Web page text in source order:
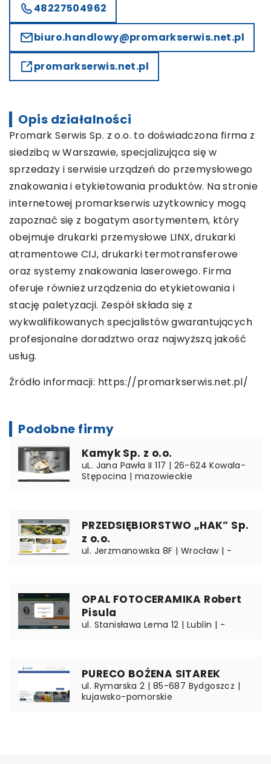
48227504962
biuro.handlowy@promarkserwis.net.pl
promarkserwis.net.pl
Opis działalności
Promark Serwis Sp. z o.o. to doświadczona firma z
siedzibą w Warszawie, specjalizująca się w
sprzedaży i serwisie urządzeń do przemysłowego
znakowania i etykietowania produktów. Na stronie
internetowej promarkserwis użytkownicy mogą
zapoznać się z bogatym asortymentem, który
obejmuje drukarki przemysłowe LINX, drukarki
atramentowe CIJ, drukarki termotransferowe
oraz systemy znakowania laserowego. Firma
oferuje również urządzenia do etykietowania i
stację paletyzacji. Zespół składa się z
wykwalifikowanych specjalistów gwarantujących
profesjonalne doradztwo oraz najwyższą jakość
usług.
Źródło informacji: https://promarkserwis.net.pl/
Podobne firmy
Kamyk Sp. z o.o.
uL. Jana Pawła II 117 | 26-624 Kowala-
Stępocina | mazowieckie
PRZEDSIĘBIORSTWO „HAK” Sp.
z o.o.
ul. Jerzmanowska 8F | Wrocław | -
OPAL FOTOCERAMIKA Robert
Pisula
ul. Stanisława Lema 12 | Lublin | -
PURECO BOŻENA SITAREK
ul. Rymarska 2 | 85-687 Bydgoszcz |
kujawsko-pomorskie